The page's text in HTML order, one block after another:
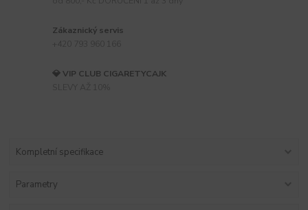
Zákaznický servis
💎 VIP CLUB CIGARETYCAJK
Kompletní specifikace
Parametry